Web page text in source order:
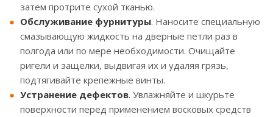
затем протрите сухой тканью.
Обслуживание фурнитуры. Наносите специальную
смазывающую жидкость на дверные петли раз в
полгода или по мере необходимости. Очищайте
ригели и защелки, выдвигая их и удаляя грязь,
подтягивайте крепежные винты.
Устранение дефектов. Увлажняйте и шкурьте
поверхности перед применением восковых средств